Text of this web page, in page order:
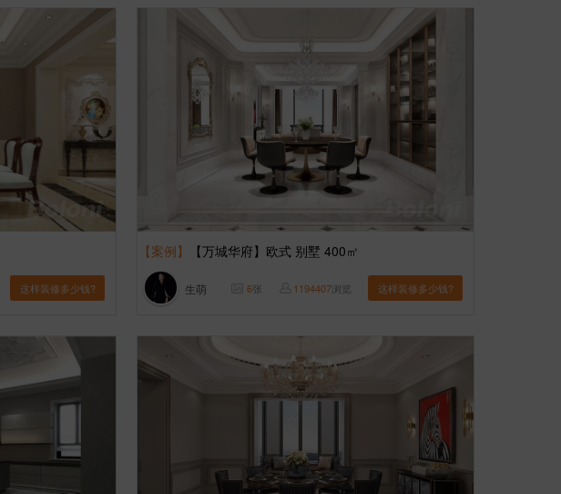
这样装修多少钱?
【案例】 【万城华府】欧式 别墅 400㎡
生萌 6张 1194407浏览 这样装修多少钱?